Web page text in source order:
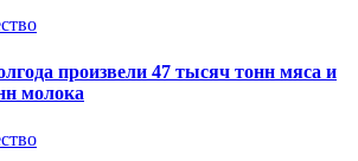
произвели 47 тысяч тонн мяса и
молока